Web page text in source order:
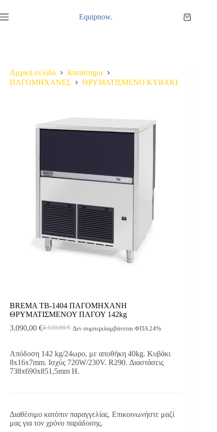
στο
περιεχόμενο
Equipnow.
Καλάθι
Αρχική σελίδα
Κατάστημα
ΠΑΓΟΜΗΧΑΝΕΣ
ΘΡΥΜΑΤΙΣΜΕΝΟ ΚΥΒΑΚΙ
BREMA TB-1404 ΠΑΓΟΜΗΧΑΝΗ
ΘΡΥΜΑΤΙΣΜΕΝΟΥ ΠΑΓΟΥ 142kg
4.120,00€
Original
4.120,00 €.
3.090,00 €
Η
είναι:
3.090,00 €.
Δεν συμπεριλαμβάνεται ΦΠΑ 24%
Απόδοση 142 kg/24ωρο, με αποθήκη 40kg. Κυβάκι
8x16x7mm. Ισχύς 720W/230V. R290. Διαστάσεις
738x690x851,5mm H.
Διαθέσιμο κατόπιν παραγγελίας. Επικοινωνήστε μαζί
μας για τον χρόνο παράδοσης.